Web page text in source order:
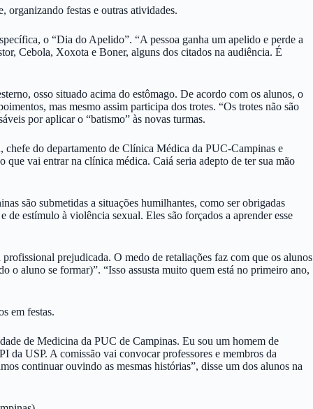
organizando festas e outras atividades.
o “Dia do Apelido”. “A pessoa ganha um apelido e perde a
Cebola, Xoxota e Boner, alguns dos citados na audiência. É
osso situado acima do estômago. De acordo com os alunos, o
mas mesmo assim participa dos trotes. “Os trotes não são
por aplicar o “batismo” às novas turmas.
do departamento de Clínica Médica da PUC-Campinas e
vai entrar na clínica médica. Caiá seria adepto de ter sua mão
são submetidas a situações humilhantes, como ser obrigadas
estímulo à violência sexual. Eles são forçados a aprender esse
prejudicada. O medo de retaliações faz com que os alunos
o aluno se formar)”. “Isso assusta muito quem está no primeiro ano,
em festas.
de Medicina da PUC de Campinas. Eu sou um homem de
da USP. A comissão vai convocar professores e membros da
continuar ouvindo as mesmas histórias”, disse um dos alunos na